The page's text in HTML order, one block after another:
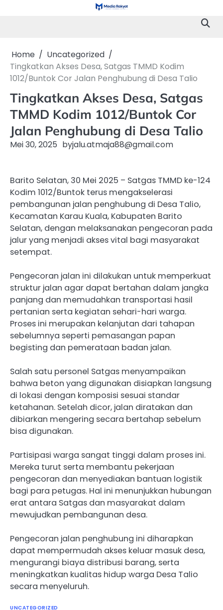
Home
Uncategorized
Tingkatkan Akses Desa, Satgas TMMD Kodim
1012/Buntok Cor Jalan Penghubung di Desa Talio
Tingkatkan Akses Desa, Satgas
TMMD Kodim 1012/Buntok Cor
Jalan Penghubung di Desa Talio
Mei 30, 2025 byjalu.atmaja88@gmail.com
Barito Selatan, 30 Mei 2025 – Satgas TMMD ke-124
Kodim 1012/Buntok terus mengakselerasi
pembangunan jalan penghubung di Desa Talio,
Kecamatan Karau Kuala, Kabupaten Barito
Selatan, dengan melaksanakan pengecoran pada
jalur yang menjadi akses vital bagi masyarakat
setempat.
Pengecoran jalan ini dilakukan untuk memperkuat
struktur jalan agar dapat bertahan dalam jangka
panjang dan memudahkan transportasi hasil
pertanian serta kegiatan sehari-hari warga.
Proses ini merupakan kelanjutan dari tahapan
sebelumnya seperti pemasangan papan
begisting dan pemerataan badan jalan.
Salah satu personel Satgas menyampaikan
bahwa beton yang digunakan disiapkan langsung
di lokasi dengan komposisi sesuai standar
ketahanan. Setelah dicor, jalan diratakan dan
dibiarkan mengering secara bertahap sebelum
bisa digunakan.
Partisipasi warga sangat tinggi dalam proses ini.
Mereka turut serta membantu pekerjaan
pengecoran dan menyediakan bantuan logistik
bagi para petugas. Hal ini menunjukkan hubungan
erat antara Satgas dan masyarakat dalam
mewujudkan pembangunan desa.
Pengecoran jalan penghubung ini diharapkan
dapat mempermudah akses keluar masuk desa,
mengurangi biaya distribusi barang, serta
meningkatkan kualitas hidup warga Desa Talio
secara menyeluruh.
UNCATEGORIZED